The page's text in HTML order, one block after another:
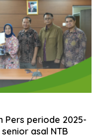
Pers periode 2025-
asal NTB